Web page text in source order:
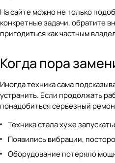
На сайте можно не только
конкретные задачи, обратите
пригодиться как частным
Когда пора
Иногда техника сама
устранить. Если продолжать
понадобиться серьезный
Техника стала хуже
Появились вибрации,
Оборудование потеряло